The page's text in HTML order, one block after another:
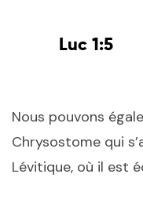
Luc 1:5
Nous pouvons
Chrysostome qui
Lévitique, où il est